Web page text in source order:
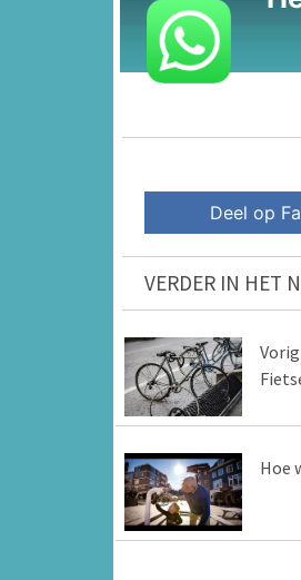
Deel op
VERDER IN HET
Hoe